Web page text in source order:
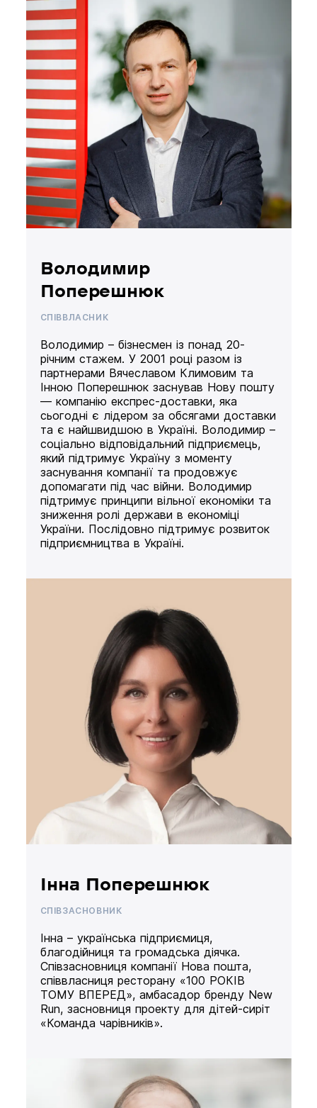
Володимир
Поперешнюк
СПІВВЛАСНИК
Володимир – бізнесмен із понад 20-
річним стажем. У 2001 році разом із
партнерами Вячеславом Климовим та
Інною Поперешнюк заснував Нову пошту
— компанію експрес-доставки, яка
сьогодні є лідером за обсягами доставки
та є найшвидшою в Україні. Володимир –
соціально відповідальний підприємець,
який підтримує Україну з моменту
заснування компанії та продовжує
допомагати під час війни. Володимир
підтримує принципи вільної економіки та
зниження ролі держави в економіці
України. Послідовно підтримує розвиток
підприємництва в Україні.
Інна Поперешнюк
СПІВЗАСНОВНИК
Інна – українська підприємиця,
благодійниця та громадська діячка.
Співзасновниця компанії Нова пошта,
співвласниця ресторану «100 РОКІВ
ТОМУ ВПЕРЕД», амбасадор бренду New
Run, засновниця проекту для дітей-сиріт
«Команда чарівників».